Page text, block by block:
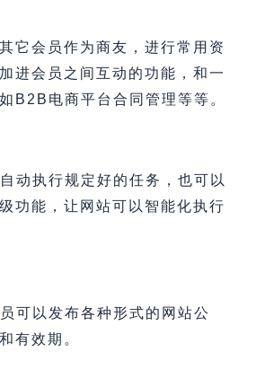
它会员作为商友，进行常用资
进会员之间互动的功能，和一
B2B电商平台合同管理等等。
动执行规定好的任务，也可以
功能，让网站可以智能化执行
可以发布各种形式的网站公
有效期。